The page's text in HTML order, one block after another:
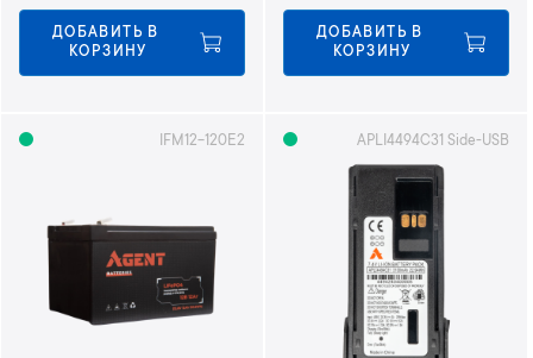
т
а
н
и
ю
ДОБАВИТЬ В
КОРЗИНУ
ДОБАВИТЬ В
КОРЗИНУ
IFM12-120E2 APLI4494C31 Side-USB